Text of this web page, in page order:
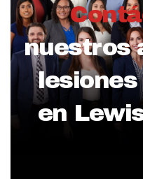
nuestros
en